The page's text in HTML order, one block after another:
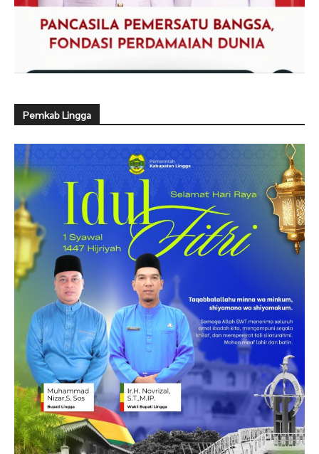
Pemkab Lingga